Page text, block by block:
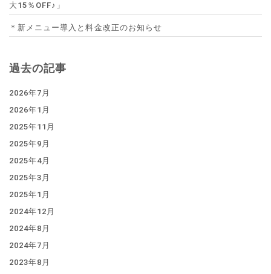
大15％OFF♪」
＊新メニュー導入と料金改正のお知らせ
過去の記事
2026年7月
2026年1月
2025年11月
2025年9月
2025年4月
2025年3月
2025年1月
2024年12月
2024年8月
2024年7月
2023年8月